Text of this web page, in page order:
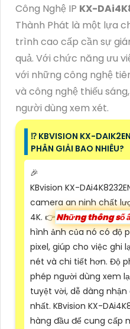
Công Nghệ IP KX-
Thành Phát là một lựa
trình cao cấp cần sự
quả. Với chức năng ưu
với những công nghệ
và công nghệ thiếu
người dùng xem xét.
⁉️ KBVISION KX-
PHÂN GIẢI BAO NHIÊU?
️🎉
KBvision KX-
camera an ninh chất
4K. 👉Những thông số
hình ảnh của nó có độ
pixel, giúp cho việc ghi
nét và chi tiết hơn. Độ
phép người dùng xem
tuyệt vời, dễ dàng
nhất. KBvision KX-
hàng đầu để cung cấp